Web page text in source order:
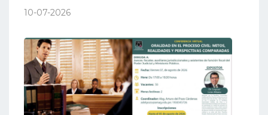
10-07-2026